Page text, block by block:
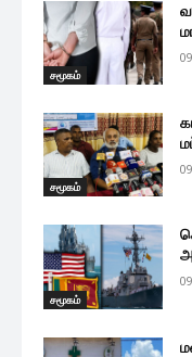
சமூகம்
சமூகம்
சமூகம்